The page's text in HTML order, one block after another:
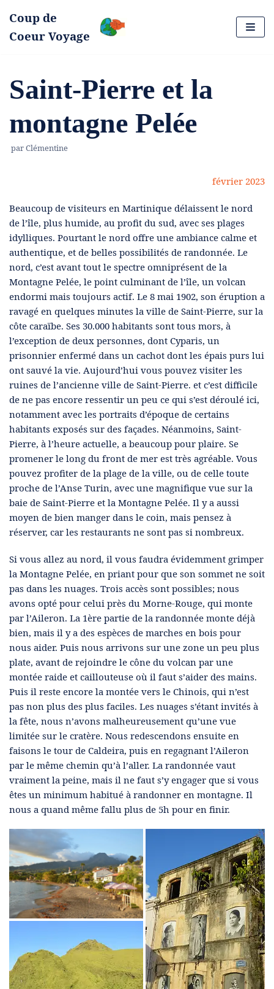
Aller
Coup de
Coeur Voyage
Saint-Pierre et la
montagne Pelée
parClémentine
février 2023
Beaucoup de visiteurs en Martinique délaissent le nord
de l’île, plus humide, au profit du sud, avec ses plages
idylliques. Pourtant le nord offre une ambiance calme et
authentique, et de belles possibilités de randonnée. Le
nord, c’est avant tout le spectre omniprésent de la
Montagne Pelée, le point culminant de l’île, un volcan
endormi mais toujours actif. Le 8 mai 1902, son éruption a
ravagé en quelques minutes la ville de Saint-Pierre, sur la
côte caraïbe. Ses 30.000 habitants sont tous mors, à
l’exception de deux personnes, dont Cyparis, un
prisonnier enfermé dans un cachot dont les épais purs lui
ont sauvé la vie. Aujourd’hui vous pouvez visiter les
ruines de l’ancienne ville de Saint-Pierre. et c’est difficile
de ne pas encore ressentir un peu ce qui s’est déroulé ici,
notamment avec les portraits d’époque de certains
habitants exposés sur des façades. Néanmoins, Saint-
Pierre, à l’heure actuelle, a beaucoup pour plaire. Se
promener le long du front de mer est très agréable. Vous
pouvez profiter de la plage de la ville, ou de celle toute
proche de l’Anse Turin, avec une magnifique vue sur la
baie de Saint-Pierre et la Montagne Pelée. Il y a aussi
moyen de bien manger dans le coin, mais pensez à
réserver, car les restaurants ne sont pas si nombreux.
Si vous allez au nord, il vous faudra évidemment grimper
la Montagne Pelée, en priant pour que son sommet ne soit
pas dans les nuages. Trois accès sont possibles; nous
avons opté pour celui près du Morne-Rouge, qui monte
par l’Aileron. La 1ère partie de la randonnée monte déjà
bien, mais il y a des espèces de marches en bois pour
nous aider. Puis nous arrivons sur une zone un peu plus
plate, avant de rejoindre le cône du volcan par une
montée raide et caillouteuse où il faut s’aider des mains.
Puis il reste encore la montée vers le Chinois, qui n’est
pas non plus des plus faciles. Les nuages s’étant invités à
la fête, nous n’avons malheureusement qu’une vue
limitée sur le cratère. Nous redescendons ensuite en
faisons le tour de Caldeira, puis en regagnant l’Aileron
par le même chemin qu’à l’aller. La randonnée vaut
vraiment la peine, mais il ne faut s’y engager que si vous
êtes un minimum habitué à randonner en montagne. Il
nous a quand même fallu plus de 5h pour en finir.